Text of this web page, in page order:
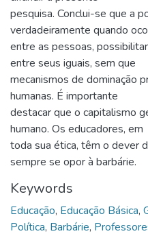
pesquisa. Conclui-se que a
verdadeiramente quando
entre as pessoas,
entre seus iguais, sem que
mecanismos de dominação
humanas. É importante
destacar que o capitalismo
humano. Os educadores, em
toda sua ética, têm o dever
sempre se opor à barbárie.
Keywords
Educação, Educação Básica,
Política, Barbárie,